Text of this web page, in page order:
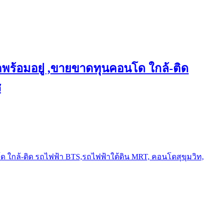
ร้อมอยู่ ,ขายขาดทุนคอนโด ใกล้-ติด
กล้-ติด รถไฟฟ้า BTS,รถไฟฟ้าใต้ดิน MRT, คอนโดสุขุมวิท,